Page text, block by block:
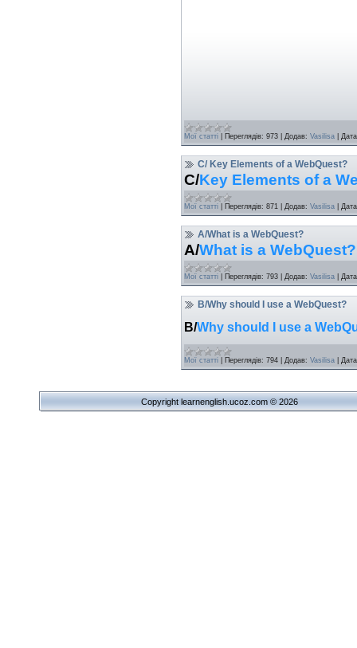
Мої статті Переглядів: 973 Додав: Vasilisa
C/ Key Elements of a WebQuest?
C/Key Elements of a
Мої статті Переглядів: 871 Додав: Vasilisa
A/What is a WebQuest?
A/What is a WebQuest?
Мої статті Переглядів: 793 Додав: Vasilisa
B/Why should I use a WebQuest?
B/Why should I use a
Мої статті Переглядів: 794 Додав: Vasilisa
Copyright learnenglish.ucoz.com © 2026